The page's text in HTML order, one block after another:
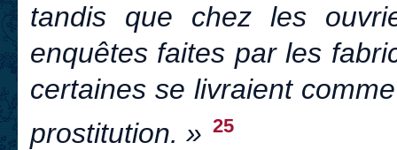
tandis que chez les
enquêtes faites par les
certaines se livraient
prostitution. » 25